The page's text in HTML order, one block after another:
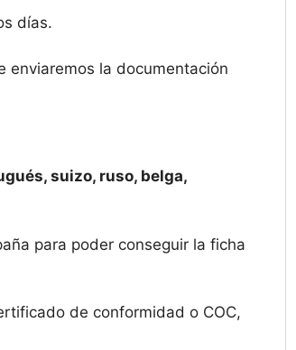
días.
enviaremos la documentación
suizo, ruso, belga,
para poder conseguir la ficha
de conformidad o COC,